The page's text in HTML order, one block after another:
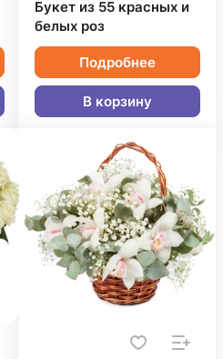
Букет из 55 красных и
белых роз
Подробнее
В корзину